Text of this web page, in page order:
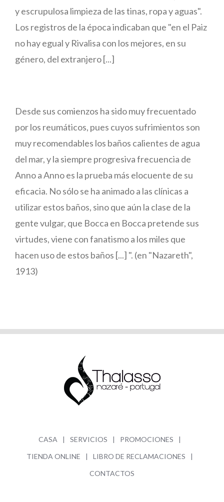
y escrupulosa limpieza de las tinas, ropa y aguas".
Los registros de la época indicaban que "en el Paiz
no hay egual y Rivalisa con los mejores, en su
género, del extranjero [...]
Desde sus comienzos ha sido muy frecuentado
por los reumáticos, pues cuyos sufrimientos son
muy recomendables los baños calientes de agua
del mar, y la siempre progresiva frecuencia de
Anno a Anno es la prueba más elocuente de su
eficacia. No sólo se ha animado a las clínicas a
utilizar estos baños, sino que aún la clase de la
gente vulgar, que Bocca en Bocca pretende sus
virtudes, viene con fanatismo a los miles que
hacen uso de estos baños [...] ". (en "Nazareth",
1913)
CASA SERVICIOS
PROMOCIONES
TIENDA ONLINE
LIBRO DE RECLAMACIONES
CONTACTOS